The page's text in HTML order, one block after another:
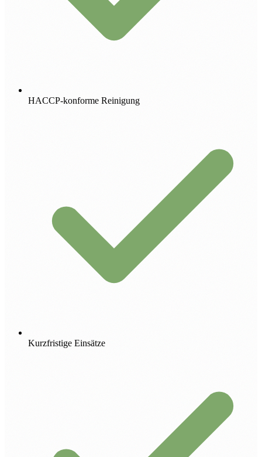
HACCP-konforme Reinigung
Kurzfristige Einsätze